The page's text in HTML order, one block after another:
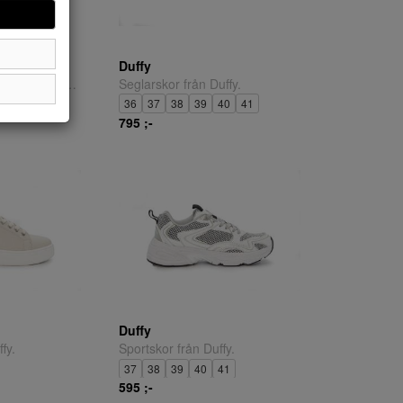
Duffy
Seglarskor från Duffy.
36 37 38 39 40 41
795 ;-
Duffy
Sportskor från Duffy.
37 38 39 40 41
595 ;-